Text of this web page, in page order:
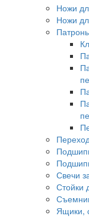
Ножи
Ножи
Свечи
Стойки
Ящики,